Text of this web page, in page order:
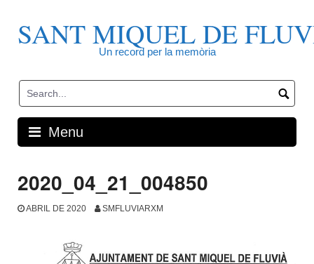
contentSANT MIQUEL DE
Un record per la memòria
Menu
2020_04_21_004850
ABRIL DE 2020 SMFLUVIARXM